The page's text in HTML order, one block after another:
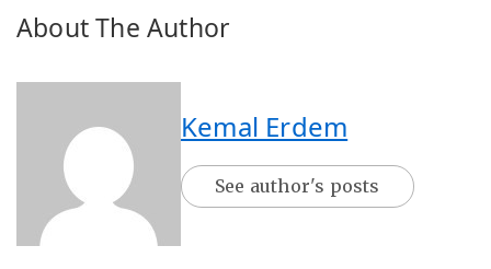
About The Author
Kemal Erdem
See author's posts